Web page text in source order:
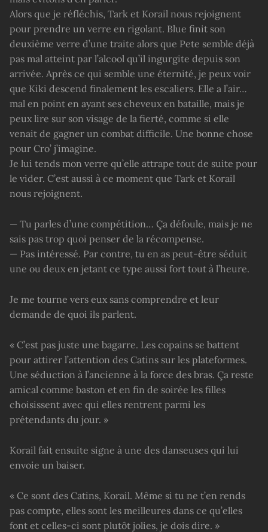
Alors que je réfléchis, Tark et Korail nous rejoignent
pour prendre un verre en rigolant. Blue finit son
deuxième verre d’une traite alors que Pete semble déjà
pas mal atteint par l’alcool qu’il ingurgite depuis son
arrivée. Après ce qui semble une éternité, je peux voir
que Kiki descend finalement les escaliers. Elle a l’air…
mal en point en ayant ses cheveux en bataille, mais je
peux lire sur son visage de la fierté, comme si elle
venait de gagner un combat difficile. Une bonne chose
pour Cro’ j’imagine.
Je lui tends mon verre qu’elle attrape tout de suite pour
le vider. C’est aussi à ce moment que Tark et Korail
nous rejoignent.
— Tu parles d’une compétition… Ça défoule, mais je ne
sais pas trop quoi penser de la récompense.
— Pas intéressé. Par contre, tu en as peut-être séduit
une ou deux en jetant ce type aussi fort tout à l’heure.
Je me tourne vers eux sans comprendre et leur
demande de quoi ils parlent.
« C’est pas juste une bagarre. Les copains se battent
pour attirer l’attention des Catins sur les plateformes.
Une séduction à l’ancienne à la force des bras. Ça reste
amical comme baston et en fin de soirée les filles
choisissent avec qui elles rentrent parmi les
prétendants du jour. »
Korail fait ensuite signe à une des danseuses qui lui
envoie un baiser.
« Ce sont des Catins, Korail. Même si tu ne t’en rends
pas compte, elles sont les meilleures dans ce qu’elles
font et celles-ci sont plutôt jolies, je dois dire. »